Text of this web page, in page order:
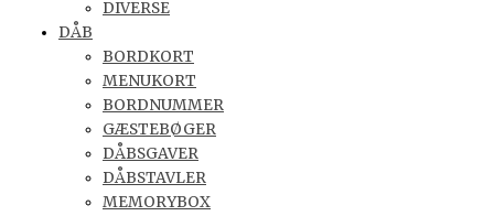
DIVERSE
DÅB
BORDKORT
MENUKORT
BORDNUMMER
GÆSTEBØGER
DÅBSGAVER
DÅBSTAVLER
MEMORYBOX